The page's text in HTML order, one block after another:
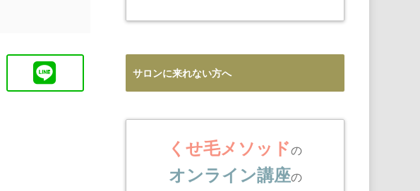
サロンに来れない方へ
くせ毛メソッドの
オンライン講座の